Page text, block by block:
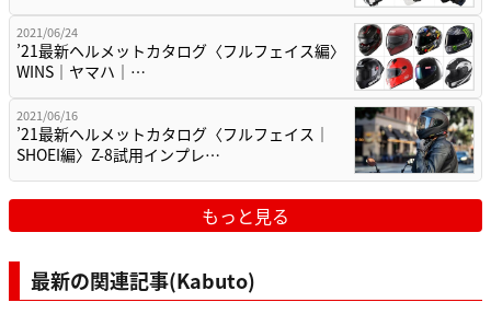
2021/06/24
’21最新ヘルメットカタログ〈フルフェイス編〉
WINS｜ヤマハ｜…
2021/06/16
’21最新ヘルメットカタログ〈フルフェイス｜
SHOEI編〉Z-8試用インプレ…
もっと見る
最新の関連記事(Kabuto)